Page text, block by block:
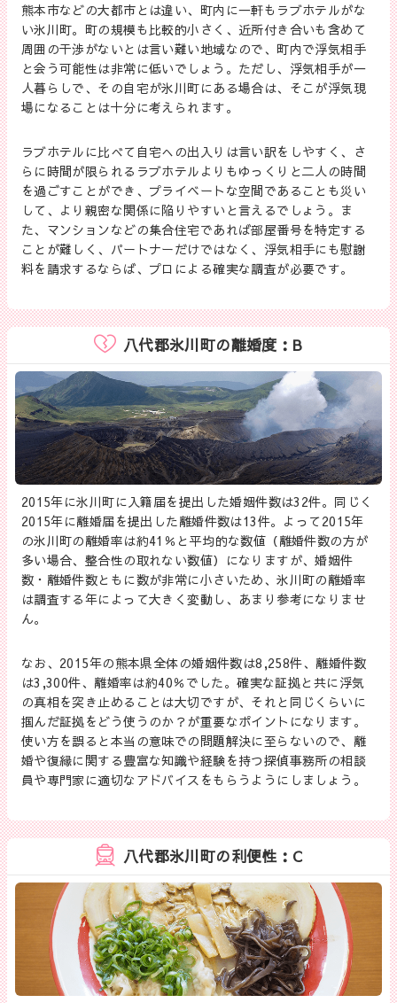
熊本市などの大都市とは違い、町内に一軒もラブホテルがな
い氷川町。町の規模も比較的小さく、近所付き合いも含めて
周囲の干渉がないとは言い難い地域なので、町内で浮気相手
と会う可能性は非常に低いでしょう。ただし、浮気相手が一
人暮らしで、その自宅が氷川町にある場合は、そこが浮気現
場になることは十分に考えられます。
ラブホテルに比べて自宅への出入りは言い訳をしやすく、さ
らに時間が限られるラブホテルよりもゆっくりと二人の時間
を過ごすことができ、プライベートな空間であることも災い
して、より親密な関係に陥りやすいと言えるでしょう。ま
た、マンションなどの集合住宅であれば部屋番号を特定する
ことが難しく、パートナーだけではなく、浮気相手にも慰謝
料を請求するならば、プロによる確実な調査が必要です。
八代郡氷川町の離婚度：B
2015年に氷川町に入籍届を提出した婚姻件数は32件。同じく
2015年に離婚届を提出した離婚件数は13件。よって2015年
の氷川町の離婚率は約41％と平均的な数値（離婚件数の方が
多い場合、整合性の取れない数値）になりますが、婚姻件
数・離婚件数ともに数が非常に小さいため、氷川町の離婚率
は調査する年によって大きく変動し、あまり参考になりませ
ん。
なお、2015年の熊本県全体の婚姻件数は8,258件、離婚件数
は3,300件、離婚率は約40％でした。確実な証拠と共に浮気
の真相を突き止めることは大切ですが、それと同じくらいに
掴んだ証拠をどう使うのか？が重要なポイントになります。
使い方を誤ると本当の意味での問題解決に至らないので、離
婚や復縁に関する豊富な知識や経験を持つ探偵事務所の相談
員や専門家に適切なアドバイスをもらうようにしましょう。
八代郡氷川町の利便性：C